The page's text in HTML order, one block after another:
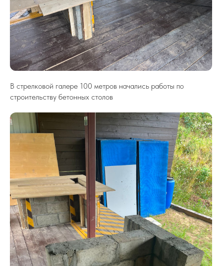
В стрелковой галере 100 метров начались работы по
строительству бетонных столов